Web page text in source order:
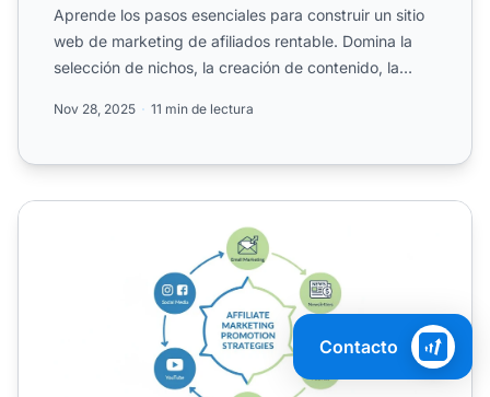
Aprende los pasos esenciales para construir un sitio
web de marketing de afiliados rentable. Domina la
selección de nichos, la creación de contenido, la
Nov 28, 2025 11 min de lectura
Cómo promocionar enlaces de afiliado: Guía estratégica
Contacto